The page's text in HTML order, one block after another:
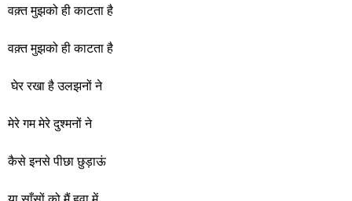
वक़्त मुझको ही काटता है
वक़्त मुझको ही काटता है
घेर रखा है उलझनों ने
मेरे गम मेरे दुश्मनों ने
कैसे इनसे पीछा छुड़ाऊं